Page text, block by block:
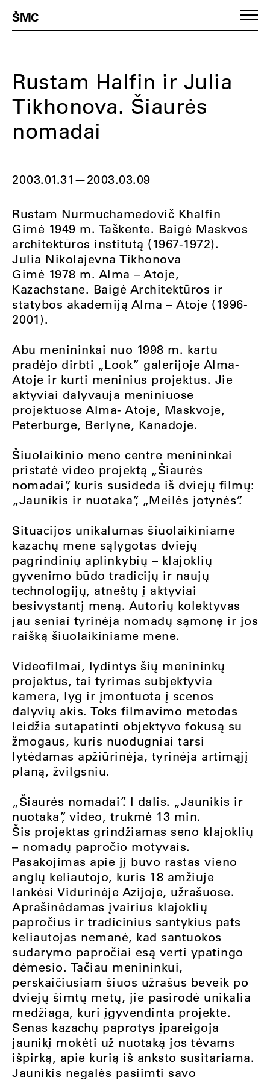
ŠMC
Rustam Halfin ir Julia
Tikhonova. Šiaurės
nomadai
2003.01.31 —2003.03.09
Rustam Nurmuchamedovič Khalfin
Gimė 1949 m. Taškente. Baigė Maskvos
architektūros institutą (1967-1972).
Julia Nikolajevna Tikhonova
Gimė 1978 m. Alma – Atoje,
Kazachstane. Baigė Architektūros ir
statybos akademiją Alma – Atoje (1996-
2001).
Abu menininkai nuo 1998 m. kartu
pradėjo dirbti „Look” galerijoje Alma-
Atoje ir kurti meninius projektus. Jie
aktyviai dalyvauja meniniuose
projektuose Alma- Atoje, Maskvoje,
Peterburge, Berlyne, Kanadoje.
Šiuolaikinio meno centre menininkai
pristatė video projektą „Šiaurės
nomadai”, kuris susideda iš dviejų filmų:
„Jaunikis ir nuotaka”, „Meilės jotynės”.
Situacijos unikalumas šiuolaikiniame
kazachų mene sąlygotas dviejų
pagrindinių aplinkybių – klajoklių
gyvenimo būdo tradicijų ir naujų
technologijų, atneštų į aktyviai
besivystantį meną. Autorių kolektyvas
jau seniai tyrinėja nomadų sąmonę ir jos
raišką šiuolaikiniame mene.
Videofilmai, lydintys šių menininkų
projektus, tai tyrimas subjektyvia
kamera, lyg ir įmontuota į scenos
dalyvių akis. Toks filmavimo metodas
leidžia sutapatinti objektyvo fokusą su
žmogaus, kuris nuodugniai tarsi
lytėdamas apžiūrinėja, tyrinėja artimąjį
planą, žvilgsniu.
„Šiaurės nomadai”. I dalis. „Jaunikis ir
nuotaka”, video, trukmė 13 min.
Šis projektas grindžiamas seno klajoklių
– nomadų papročio motyvais.
Pasakojimas apie jį buvo rastas vieno
anglų keliautojo, kuris 18 amžiuje
lankėsi Vidurinėje Azijoje, užrašuose.
Aprašinėdamas įvairius klajoklių
papročius ir tradicinius santykius pats
keliautojas nemanė, kad santuokos
sudarymo papročiai esą verti ypatingo
dėmesio. Tačiau menininkui,
perskaičiusiam šiuos užrašus beveik po
dviejų šimtų metų, jie pasirodė unikalia
medžiaga, kuri įgyvendinta projekte.
Senas kazachų paprotys įpareigoja
jaunikį mokėti už nuotaką jos tėvams
išpirką, apie kurią iš anksto susitariama.
Jaunikis negalės pasiimti savo